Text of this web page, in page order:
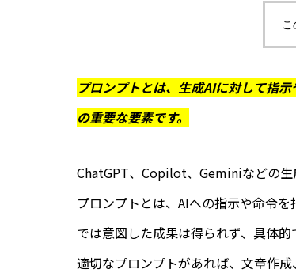
プロンプトとは、生成AIに対して指
の重要な要素です。
ChatGPT、Copilot、Geminiなどの生
プロンプトとは、AIへの指示や命令
では意図した成果は得られず、具体
適切なプロンプトがあれば、文章作